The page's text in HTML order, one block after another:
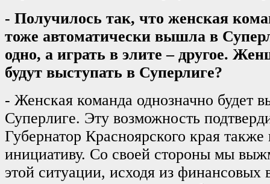
- Получилось так, что женская
тоже автоматически вышла в
одно, а играть в элите – другое.
будут выступать в Суперлиге?
- Женская команда однозначно будет
Суперлиге. Эту возможность
Губернатор Красноярского края
инициативу. Со своей стороны мы
этой ситуации, исходя из финансовых